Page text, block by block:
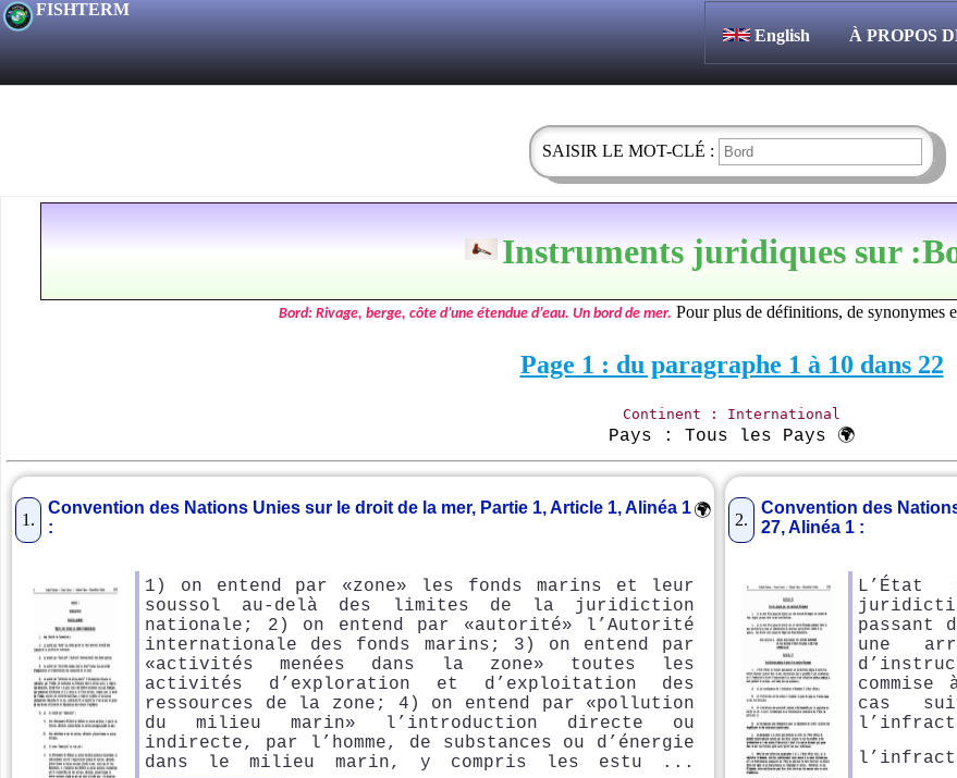
FISHTERM
English
À PROPOS
SAISIR LE MOT-CLÉ :
Instruments juridiques sur
Bord: Rivage, berge, côte d’une étendue d’eau. Un bord de mer. Pour plus de définitions, de synonymes
Page 1 : du paragraphe 1 à 10 dans 22
Continent : International
Pays : Tous les Pays 🌍
1.
Convention des Nations Unies sur le droit de la mer, Partie 1, Article 1, Alinéa 1
:
🌍
1) on entend par «zone» les fonds marins et leur
soussol au-delà des limites de la juridiction
nationale; 2) on entend par «autorité» l’Autorité
internationale des fonds marins; 3) on entend par
«activités menées dans la zone» toutes les
activités d’exploration et d’exploitation des
ressources de la zone; 4) on entend par «pollution
du milieu marin» l’introduction directe ou
indirecte, par l’homme, de substances ou d’énergie
dans le milieu marin, y compris les estu ...
2.
Convention des
27, Alinéa 1 :
passant
une
commise
cas